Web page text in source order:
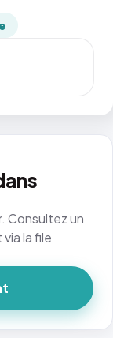
Consultez un
la file